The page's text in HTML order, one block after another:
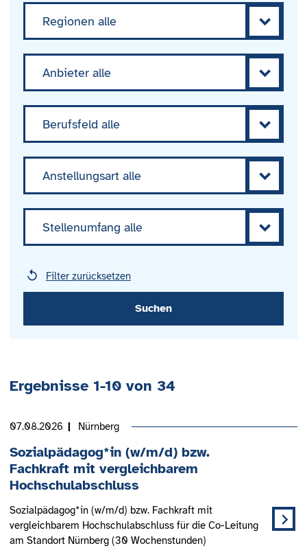
Regionen alle
Anbieter alle
Berufsfeld alle
Anstellungsart alle
Stellenumfang alle
Filter zurücksetzen
Ergebnisse 1-10von 34
Sozialpädagog*in (w/m/d) bzw.
Fachkraft mit vergleichbarem
Hochschulabschluss
Sozialpädagog*in (w/m/d) bzw. Fachkraft mit
vergleichbarem Hochschulabschluss für die Co-Leitung
am Standort Nürnberg (30 Wochenstunden)
07.08.2026 Nürnberg